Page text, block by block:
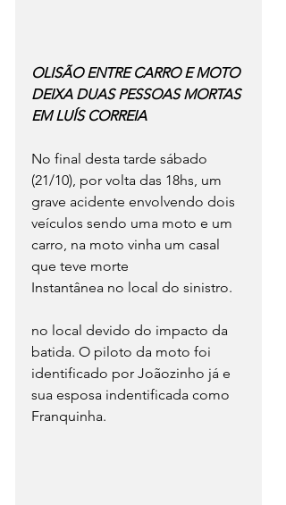
OLISÃO ENTRE CARRO E MOTO
DEIXA DUAS PESSOAS MORTAS
EM LUÍS CORREIA
No final desta tarde sábado
(21/10), por volta das 18hs, um
grave acidente envolvendo dois
veículos sendo uma moto e um
carro, na moto vinha um casal
que teve morte
Instantânea no local do sinistro.
no local devido do impacto da
batida. O piloto da moto foi
identificado por Joãozinho já e
sua esposa indentificada como
Franquinha.